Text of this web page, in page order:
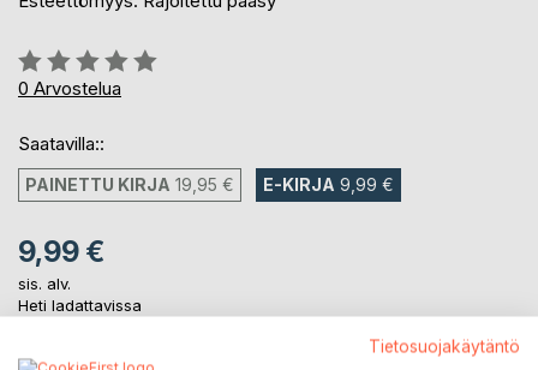
Arvostelu::
0%
0 Arvostelua
Saatavilla::
PAINETTU KIRJA 19,95 € E-KIRJA 9,99 €
9,99 €
sis. alv.
Heti ladattavissa
Tietosuojakäytäntö